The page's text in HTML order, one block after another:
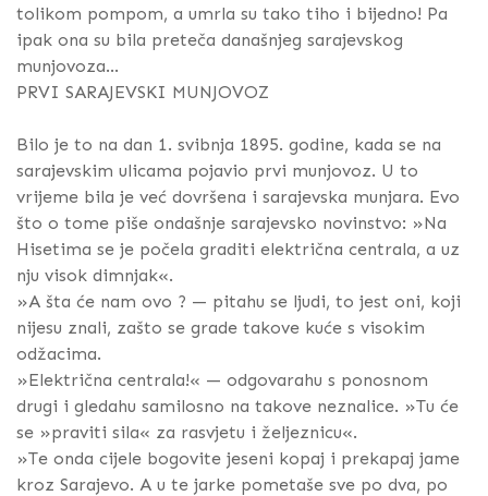
tolikom pompom, a umrla su tako tiho i bijedno! Pa
ipak ona su bila preteča današnjeg sarajevskog
munjovoza...
PRVI SARAJEVSKI MUNJOVOZ
Bilo je to na dan 1. svibnja 1895. godine, kada se na
sarajevskim ulicama pojavio prvi munjovoz. U to
vrijeme bila je već dovršena i sarajevska munjara. Evo
što o tome piše ondašnje sarajevsko novinstvo: »Na
Hisetima se je počela graditi električna centrala, a uz
nju visok dimnjak«.
»A šta će nam ovo ? — pitahu se ljudi, to jest oni, koji
nijesu znali, zašto se grade takove kuće s visokim
odžacima.
»Električna centrala!« — odgovarahu s ponosnom
drugi i gledahu samilosno na takove neznalice. »Tu će
se »praviti sila« za rasvjetu i željeznicu«.
»Te onda cijele bogovite jeseni kopaj i prekapaj jame
kroz Sarajevo. A u te jarke pometaše sve po dva, po